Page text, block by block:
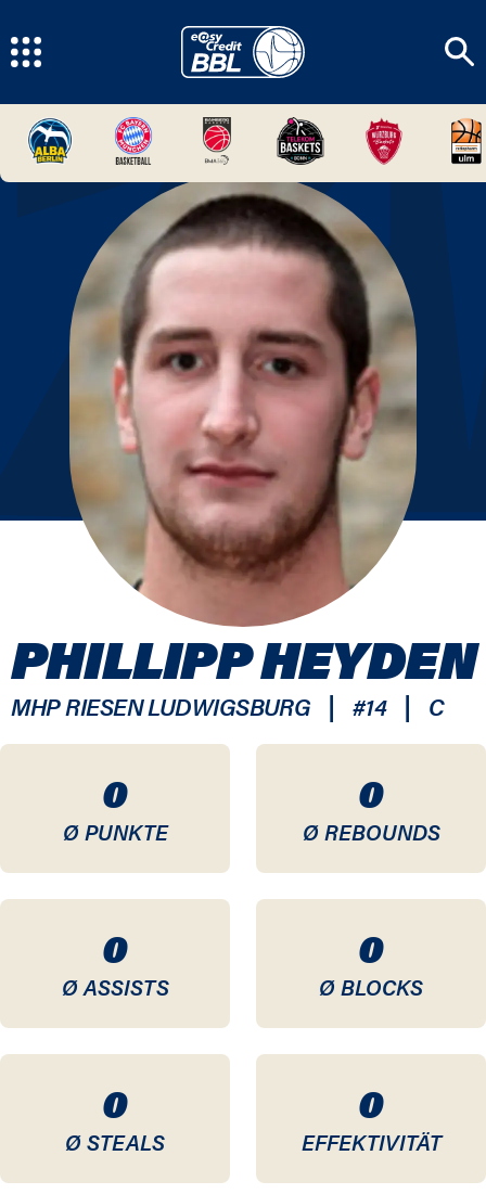
0
Ø PUNKTE
0
Ø REBOUNDS
0
Ø ASSISTS
0
Ø BLOCKS
0
Ø STEALS
0
EFFEKTIVITÄT
PHILLIPP HEYDEN
MHP RIESEN LUDWIGSBURG | #14 | C